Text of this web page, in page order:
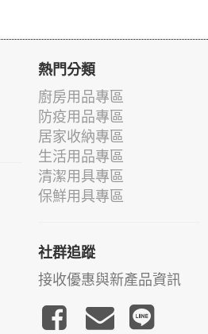
熱門分類
廚房用品專區
防疫用品專區
居家收納專區
生活用品專區
清潔用具專區
保鮮用具專區
社群追蹤
接收優惠與新產品資訊